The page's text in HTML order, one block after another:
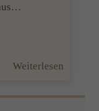
Weiterlesen
erkenne